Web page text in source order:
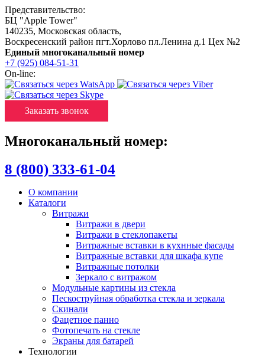
Представительство:
БЦ "Apple Tower"
140235, Московская область,
Воскресенский район пгт.Хорлово пл.Ленина д.1 Цех №2
Единый многоканальный номер
+7 (925) 084-51-31
On-line:
Заказать звонок
Многоканальный номер:
8 (800) 333-61-04
О компании
Каталоги
Витражи
Витражи в двери
Витражи в стеклопакеты
Витражные вставки в кухнные фасады
Витражные вставки для шкафа купе
Витражные потолки
Зеркало с витражом
Модульные картины из стекла
Пескоструйная обработка стекла и зеркала
Скинали
Фацетное панно
Фотопечать на стекле
Экраны для батарей
Технологии